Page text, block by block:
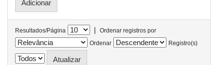
Resultados/Página |
Ordenar registros por
Ordenar
Registro(s)